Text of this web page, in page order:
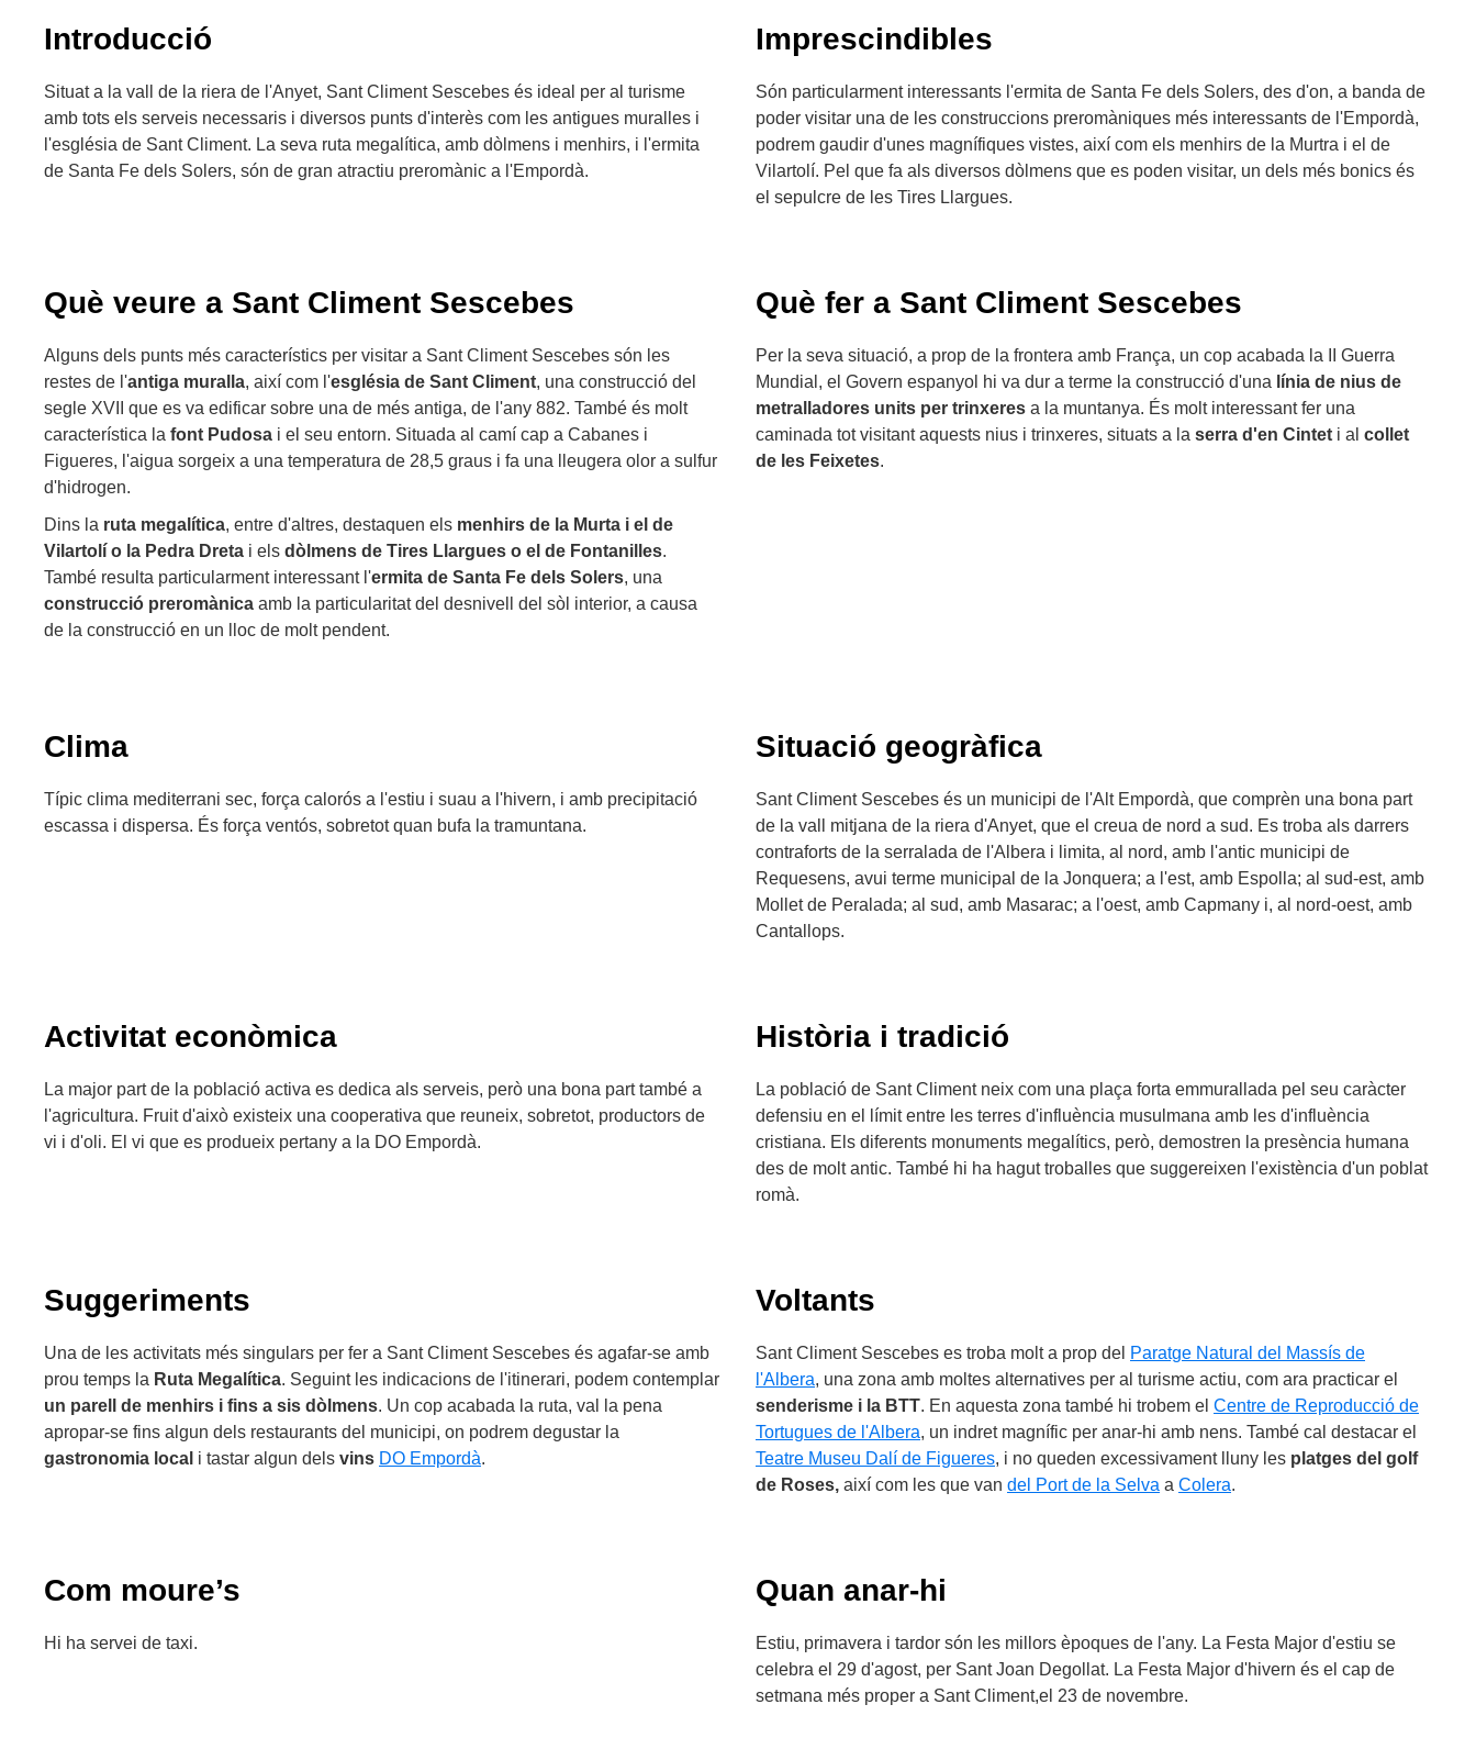
Introducció
Situat a la vall de la riera de l'Anyet, Sant Climent Sescebes és ideal per al turisme
amb tots els serveis necessaris i diversos punts d'interès com les antigues muralles i
l'església de Sant Climent. La seva ruta megalítica, amb dòlmens i menhirs, i l'ermita
de Santa Fe dels Solers, són de gran atractiu preromànic a l'Empordà.
Imprescindibles
Són particularment interessants l'ermita de Santa Fe dels Solers, des d'on, a banda de
poder visitar una de les construccions preromàniques més interessants de l'Empordà,
podrem gaudir d'unes magnífiques vistes, així com els menhirs de la Murtra i el de
Vilartolí. Pel que fa als diversos dòlmens que es poden visitar, un dels més bonics és
el sepulcre de les Tires Llargues.
Què veure a Sant Climent Sescebes
Alguns dels punts més característics per visitar a Sant Climent Sescebes són les
restes de l'antiga muralla, així com l'església de Sant Climent, una construcció del
segle XVII que es va edificar sobre una de més antiga, de l'any 882. També és molt
característica la font Pudosa i el seu entorn. Situada al camí cap a Cabanes i
Figueres, l'aigua sorgeix a una temperatura de 28,5 graus i fa una lleugera olor a sulfur
d'hidrogen.
Dins la ruta megalítica, entre d'altres, destaquen els menhirs de la Murta i el de
Vilartolí o la Pedra Dreta i els dòlmens de Tires Llargues o el de Fontanilles.
També resulta particularment interessant l'ermita de Santa Fe dels Solers, una
construcció preromànica amb la particularitat del desnivell del sòl interior, a causa
de la construcció en un lloc de molt pendent.
Què fer a Sant Climent Sescebes
Per la seva situació, a prop de la frontera amb França, un cop acabada la II Guerra
Mundial, el Govern espanyol hi va dur a terme la construcció d'una línia de nius de
metralladores units per trinxeres a la muntanya. És molt interessant fer una
caminada tot visitant aquests nius i trinxeres, situats a la serra d'en Cintet i al collet
de les Feixetes.
Clima
Típic clima mediterrani sec, força calorós a l'estiu i suau a l'hivern, i amb precipitació
escassa i dispersa. És força ventós, sobretot quan bufa la tramuntana.
Situació geogràfica
Sant Climent Sescebes és un municipi de l'Alt Empordà, que comprèn una bona part
de la vall mitjana de la riera d'Anyet, que el creua de nord a sud. Es troba als darrers
contraforts de la serralada de l'Albera i limita, al nord, amb l'antic municipi de
Requesens, avui terme municipal de la Jonquera; a l'est, amb Espolla; al sud-est, amb
Mollet de Peralada; al sud, amb Masarac; a l'oest, amb Capmany i, al nord-oest, amb
Cantallops.
Activitat econòmica
La major part de la població activa es dedica als serveis, però una bona part també a
l'agricultura. Fruit d'això existeix una cooperativa que reuneix, sobretot, productors de
vi i d'oli. El vi que es produeix pertany a la DO Empordà.
Història i tradició
La població de Sant Climent neix com una plaça forta emmurallada pel seu caràcter
defensiu en el límit entre les terres d'influència musulmana amb les d'influència
cristiana. Els diferents monuments megalítics, però, demostren la presència humana
des de molt antic. També hi ha hagut troballes que suggereixen l'existència d'un poblat
romà.
Suggeriments
Una de les activitats més singulars per fer a Sant Climent Sescebes és agafar-se amb
prou temps la Ruta Megalítica. Seguint les indicacions de l'itinerari, podem contemplar
un parell de menhirs i fins a sis dòlmens. Un cop acabada la ruta, val la pena
apropar-se fins algun dels restaurants del municipi, on podrem degustar la
gastronomia local i tastar algun dels vins DO Empordà.
Voltants
Sant Climent Sescebes es troba molt a prop del Paratge Natural del Massís de
l'Albera, una zona amb moltes alternatives per al turisme actiu, com ara practicar el
senderisme i la BTT. En aquesta zona també hi trobem el Centre de Reproducció de
Tortugues de l'Albera, un indret magnífic per anar-hi amb nens. També cal destacar el
Teatre Museu Dalí de Figueres, i no queden excessivament lluny les platges del golf
de Roses, així com les que van del Port de la Selva a Colera.
Com moure’s
Hi ha servei de taxi.
Quan anar-hi
Estiu, primavera i tardor són les millors èpoques de l'any. La Festa Major d'estiu se
celebra el 29 d'agost, per Sant Joan Degollat. La Festa Major d'hivern és el cap de
setmana més proper a Sant Climent,el 23 de novembre.